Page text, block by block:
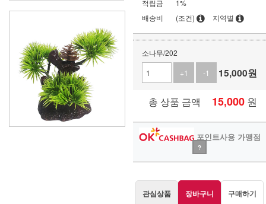
적립금
1%
배송비
(조건) 지역별
소나무/202
+1
-1 15,000원
총 상품 금액 15,000 원
포인트사용 가맹점
?
관심상품 장바구니 구매하기